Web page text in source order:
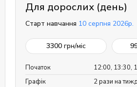
Для дорослих (день)
Старт навчання 10 серпня 2026р.
3300 грн/міс
Початок
12:00, 13:30,
Графік
2 рази на